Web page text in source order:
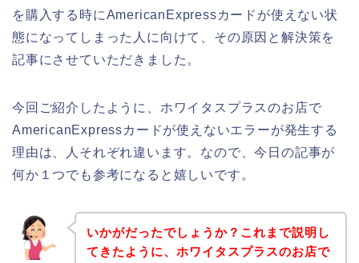
を購入する時にAmericanExpressカードが使えない状
態になってしまった人に向けて、その原因と解決策を
記事にさせていただきました。
今回ご紹介したように、ホワイタスプラスのお店で
AmericanExpressカードが使えないエラーが発生する
理由は、人それぞれ違います。なので、今日の記事が
何か１つでも参考になると嬉しいです。
いかがだったでしょうか？これまで説明し
てきたように、ホワイタスプラスのお店で